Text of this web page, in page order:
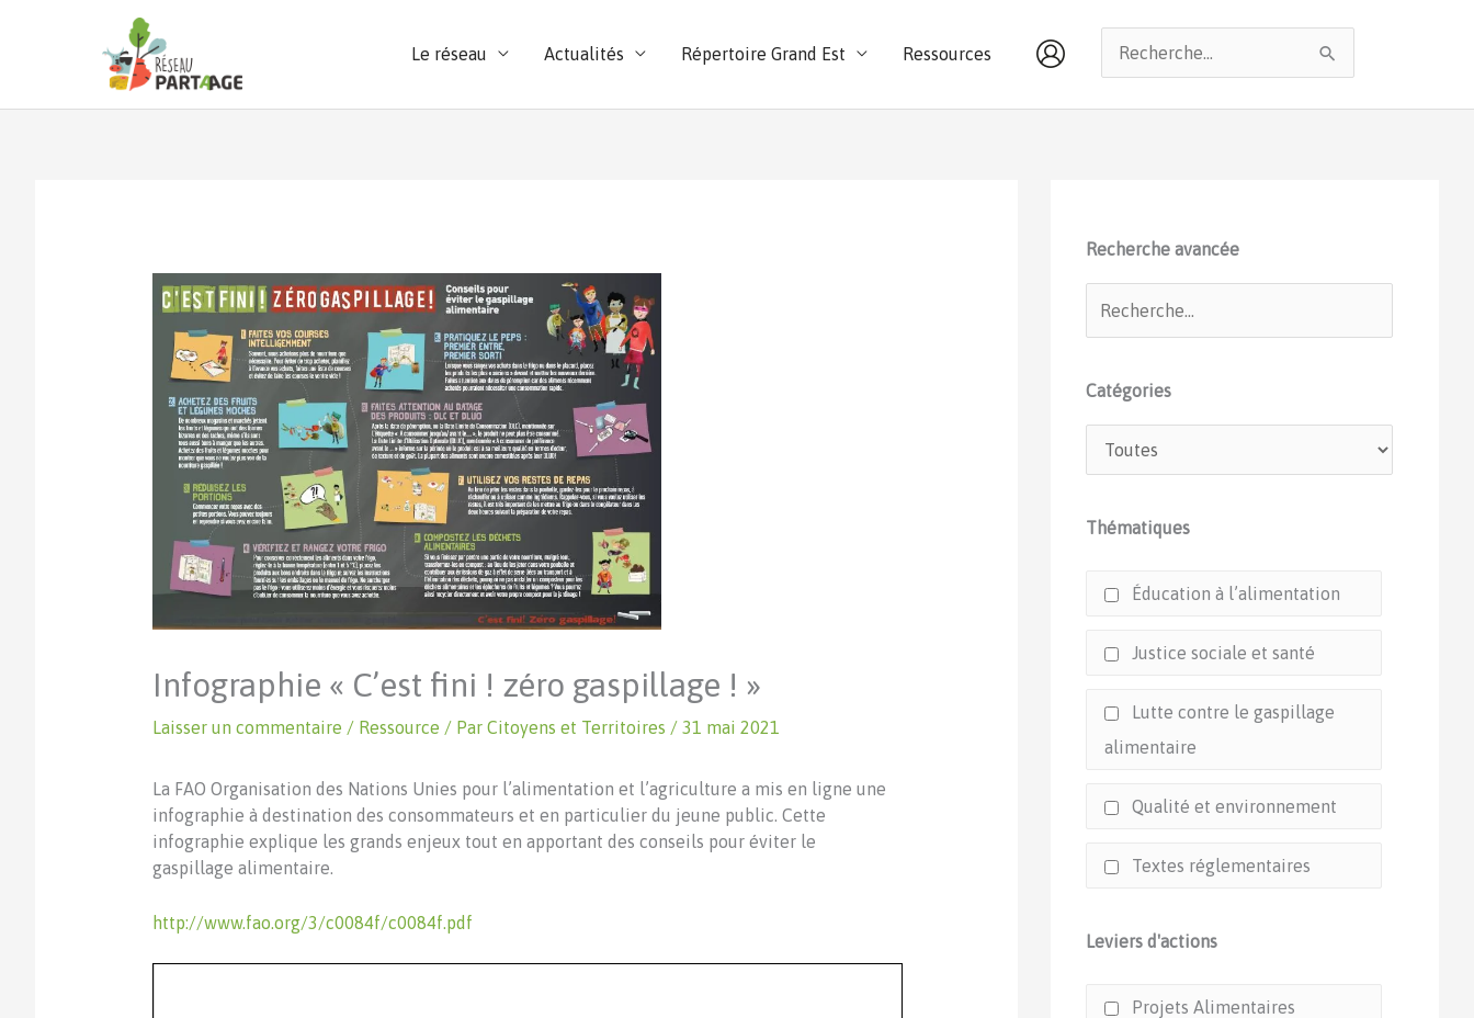
Le réseau Actualités Répertoire Grand Est Ressources
Rechercher :
Infographie « C’est fini ! zéro gaspillage ! »
Laisser un commentaire / Ressource / Par Citoyens et Territoires / 31 mai 2021
La FAO Organisation des Nations Unies pour l’alimentation et l’agriculture a mis en ligne une
infographie à destination des consommateurs et en particulier du jeune public. Cette
infographie explique les grands enjeux tout en apportant des conseils pour éviter le
gaspillage alimentaire.
http://www.fao.org/3/c0084f/c0084f.pdf
Recherche avancée
Catégories
Thématiques
Éducation à l’alimentation
Justice sociale et santé
Lutte contre le gaspillage
alimentaire
Qualité et environnement
Textes réglementaires
Leviers d'actions
Projets Alimentaires